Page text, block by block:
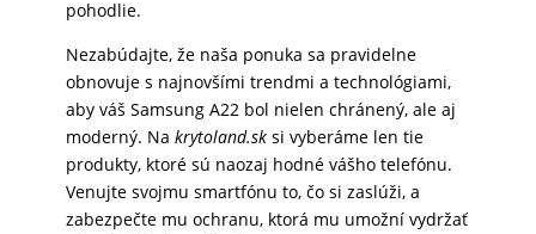
pohodlie.
Nezabúdajte, že naša ponuka sa pravidelne
obnovuje s najnovšími trendmi a technológiami,
aby váš Samsung A22 bol nielen chránený, ale aj
moderný. Na krytoland.sksi vyberáme len tie
produkty, ktoré sú naozaj hodné vášho telefónu.
Venujte svojmu smartfónu to, čo si zaslúži, a
zabezpečte mu ochranu, ktorá mu umožní vydržať